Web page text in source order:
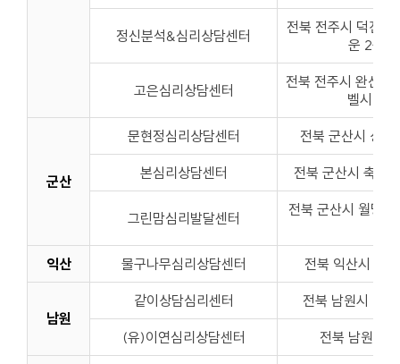
정신분석&심리상담센터
전북 전주시 덕진구
운 2동
고은심리상담센터
전북 전주시 완산구
벨시티
군산
문현정심리상담센터 전북 군산시 상
본심리상담센터 전북 군산시 축동
그린맘심리발달센터
전북 군산시 월명
익산 물구나무심리상담센터 전북 익산시 익
남원
같이상담심리센터 전북 남원시 의
(유)이연심리상담센터 전북 남원시